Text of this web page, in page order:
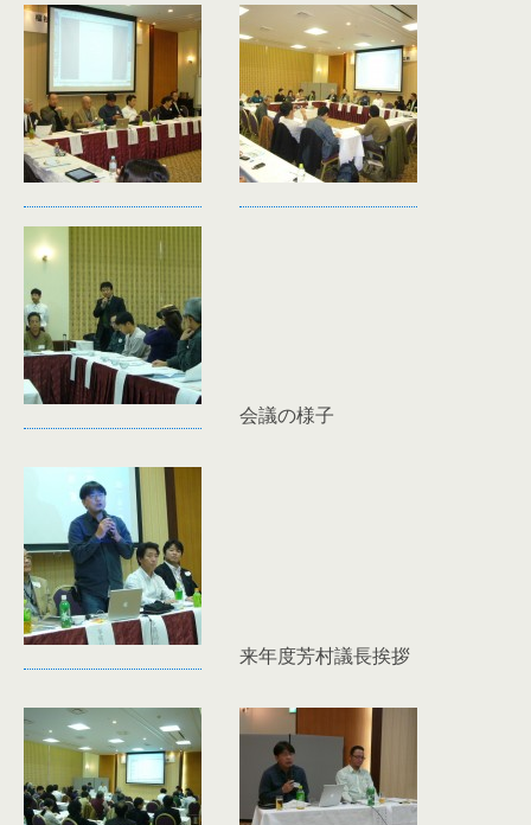
会議の様子
来年度芳村議長挨拶